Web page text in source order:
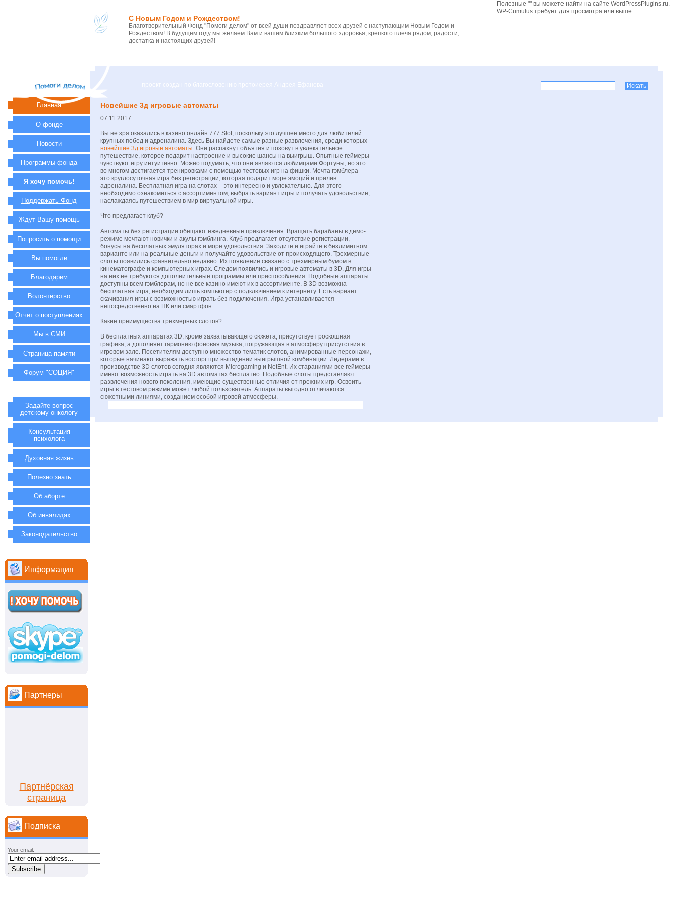
С Новым Годом и Рождеством!
Благотворительный Фонд "Помоги делом" от всей души поздравляет всех друзей с наступающим Новым Годом и
Рождеством! В будущем году мы желаем Вам и вашим близким большого здоровья, крепкого плеча рядом, радости,
достатка и настоящих друзей!
Полезные "" вы можете найти на сайте WordPressPlugins.ru.
WP-Cumulus требует для просмотра или выше.
проект создан по благословению протоиерея Андрея Ефанова
Новейшие 3д игровые автоматы
07.11.2017
Вы не зря оказались в казино онлайн 777 Slot, поскольку это лучшее место для любителей
крупных побед и адреналина. Здесь Вы найдете самые разные развлечения, среди которых
новейшие 3д игровые автоматы. Они распахнут объятия и позовут в увлекательное
путешествие, которое подарит настроение и высокие шансы на выигрыш. Опытные геймеры
чувствуют игру интуитивно. Можно подумать, что они являются любимцами Фортуны, но это
во многом достигается тренировками с помощью тестовых игр на фишки. Мечта гэмблера –
это круглосуточная игра без регистрации, которая подарит море эмоций и прилив
адреналина. Бесплатная игра на слотах – это интересно и увлекательно. Для этого
необходимо ознакомиться с ассортиментом, выбрать вариант игры и получать удовольствие,
наслаждаясь путешествием в мир виртуальной игры.
Что предлагает клуб?
Автоматы без регистрации обещают ежедневные приключения. Вращать барабаны в демо-
режиме мечтают новички и акулы гэмблинга. Клуб предлагает отсутствие регистрации,
бонусы на бесплатных эмуляторах и море удовольствия. Заходите и играйте в безлимитном
варианте или на реальные деньги и получайте удовольствие от происходящего. Трехмерные
слоты появились сравнительно недавно. Их появление связано с трехмерным бумом в
кинематографе и компьютерных играх. Следом появились и игровые автоматы в 3D. Для игры
на них не требуются дополнительные программы или приспособления. Подобные аппараты
доступны всем гэмблерам, но не все казино имеют их в ассортименте. В 3D возможна
бесплатная игра, необходим лишь компьютер с подключением к интернету. Есть вариант
скачивания игры с возможностью играть без подключения. Игра устанавливается
непосредственно на ПК или смартфон.
Какие преимущества трехмерных слотов?
В бесплатных аппаратах 3D, кроме захватывающего сюжета, присутствует роскошная
графика, а дополняет гармонию фоновая музыка, погружающая в атмосферу присутствия в
игровом зале. Посетителям доступно множество тематик слотов, анимированные персонажи,
которые начинают выражать восторг при выпадении выигрышной комбинации. Лидерами в
производстве 3D слотов сегодня являются Microgaming и NetEnt. Их стараниями все геймеры
имеют возможность играть на 3D автоматах бесплатно. Подобные слоты представляют
развлечения нового поколения, имеющие существенные отличия от прежних игр. Освоить
игры в тестовом режиме может любой пользователь. Аппараты выгодно отличаются
сюжетными линиями, созданием особой игровой атмосферы.
Главная
О фонде
Новости
Программы фонда
Я хочу помочь!
Поддержать Фонд
Ждут Вашу помощь
Попросить о помощи
Вы помогли
Благодарим
Волонтёрство
Отчет о поступлениях
Мы в СМИ
Страница памяти
Форум "СОЦИЯ"
Задайте вопрос
детскому онкологу
Консультация
психолога
Духовная жизнь
Полезно знать
Об аборте
Об инвалидах
Законодательство
Информация
Партнеры
Партнёрская
страница
Подписка
Your email: